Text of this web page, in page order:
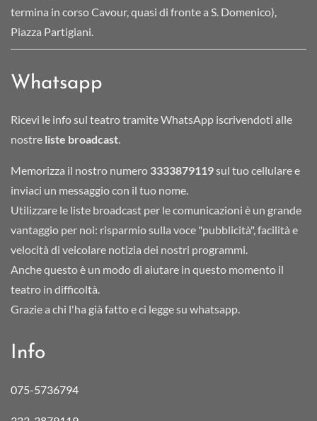
termina in corso Cavour, quasi di fronte a S. Domenico),
Piazza Partigiani.
Whatsapp
Ricevi le info sul teatro tramite WhatsApp iscrivendoti alle
nostre liste broadcast.
Memorizza il nostro numero 3333879119sul tuo cellulare e
inviaci un messaggio con il tuo nome.
Utilizzare le liste broadcast per le comunicazioni è un grande
vantaggio per noi: risparmio sulla voce "pubblicità", facilità e
velocità di veicolare notizia dei nostri programmi.
Anche questo è un modo di aiutare in questo momento il
teatro in difficoltà.
Grazie a chi l'ha già fatto e ci legge su whatsapp.
Info
075-5736794